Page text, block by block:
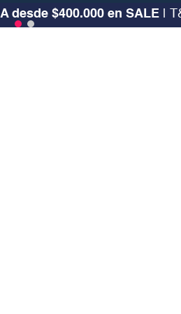
desde $400.000 en SALE |